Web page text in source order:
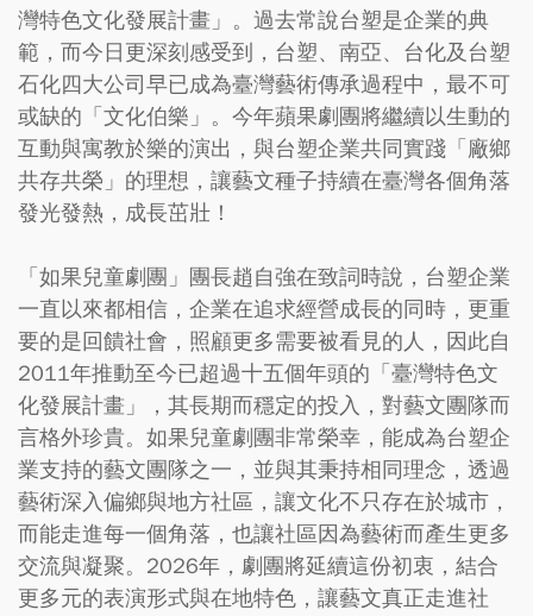
灣特色文化發展計畫」。過去常說台塑是企業的典
範，而今日更深刻感受到，台塑、南亞、台化及台塑
石化四大公司早已成為臺灣藝術傳承過程中，最不可
或缺的「文化伯樂」。今年蘋果劇團將繼續以生動的
互動與寓教於樂的演出，與台塑企業共同實踐「廠鄉
共存共榮」的理想，讓藝文種子持續在臺灣各個角落
發光發熱，成長茁壯！
「如果兒童劇團」團長趙自強在致詞時說，台塑企業
一直以來都相信，企業在追求經營成長的同時，更重
要的是回饋社會，照顧更多需要被看見的人，因此自
2011年推動至今已超過十五個年頭的「臺灣特色文
化發展計畫」，其長期而穩定的投入，對藝文團隊而
言格外珍貴。如果兒童劇團非常榮幸，能成為台塑企
業支持的藝文團隊之一，並與其秉持相同理念，透過
藝術深入偏鄉與地方社區，讓文化不只存在於城市，
而能走進每一個角落，也讓社區因為藝術而產生更多
交流與凝聚。2026年，劇團將延續這份初衷，結合
更多元的表演形式與在地特色，讓藝文真正走進社